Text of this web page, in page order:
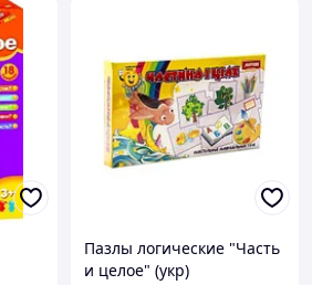
Пазлы логические "Часть
и целое" (укр)